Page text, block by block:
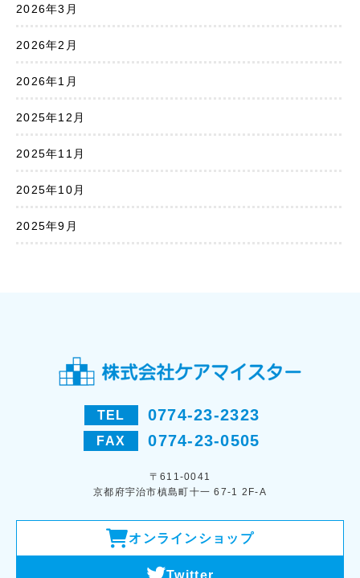
2026年3月
2026年2月
2026年1月
2025年12月
2025年11月
2025年10月
2025年9月
TEL 0774-23-2323
FAX 0774-23-0505
〒611-0041
京都府宇治市槙島町十一 67-1 2F-A
オンラインショップ
Twitter